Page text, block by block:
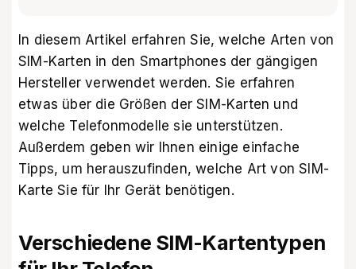
In diesem Artikel erfahren Sie, welche Arten von
SIM-Karten in den Smartphones der gängigen
Hersteller verwendet werden. Sie erfahren
etwas über die Größen der SIM-Karten und
welche Telefonmodelle sie unterstützen.
Außerdem geben wir Ihnen einige einfache
Tipps, um herauszufinden, welche Art von SIM-
Karte Sie für Ihr Gerät benötigen.
Verschiedene SIM-Kartentypen